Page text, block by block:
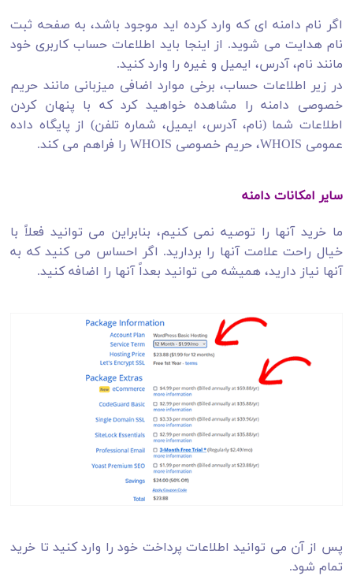
اگر نام دامنه ای که وارد کرده اید موجود باشد، به صفحه ثبت
نام هدایت می شوید. از اینجا باید اطلاعات حساب کاربری خود
مانند نام، آدرس، ایمیل و غیره را وارد کنید.
در زیر اطلاعات حساب، برخی موارد اضافی میزبانی مانند حریم
خصوصی دامنه را مشاهده خواهید کرد که با پنهان کردن
اطلاعات شما (نام، آدرس، ایمیل، شماره تلفن) از پایگاه داده
عمومی WHOIS، حریم خصوصی WHOIS را فراهم می کند.
سایر امکانات دامنه
ما خرید آنها را توصیه نمی کنیم، بنابراین می توانید فعلاً با
خیال راحت علامت آنها را بردارید. اگر احساس می کنید که به
آنها نیاز دارید، همیشه می توانید بعداً آنها را اضافه کنید.
پس از آن می توانید اطلاعات پرداخت خود را وارد کنید تا خرید
تمام شود.